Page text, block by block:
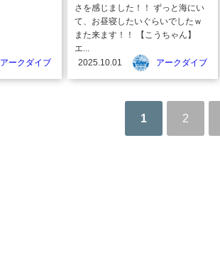
アークダイブ
さを感じました！！ ずっと海にい
て、お昼寝したいぐらいでしたｗ
また来ます！！ 【こうちゃん】
エ...
2025.10.01
アークダイブ
1 2